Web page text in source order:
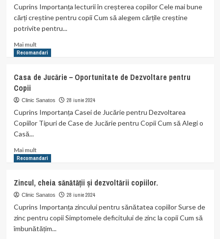
pentru
copii:
dezvoltarea
limbajului
abilităților
Cuprins Importanța lecturii în creșterea copiilor Cele mai bune
cărți creștine pentru copii Cum să alegem cărțile creștine
potrivite pentru...
Mai multRead
more
creștine
copii
alegere
Recomandari
Casa de Jucărie – Oportunitate de Dezvoltare pentru
Copii
Clinic Sanatos 28 iunie 2024
Cuprins Importanța Casei de Jucărie pentru Dezvoltarea
Copiilor Tipuri de Case de Jucărie pentru Copii Cum să Alegi o
Casă...
Mai multRead
more
de
Jucărie
–
Oportunitate
Dezvoltare
Recomandari
Zincul, cheia sănătății și dezvoltării copiilor.
Clinic Sanatos 28 iunie 2024
Cuprins Importanța zincului pentru sănătatea copiilor Surse de
zinc pentru copii Simptomele deficitului de zinc la copii Cum să
îmbunătățim...